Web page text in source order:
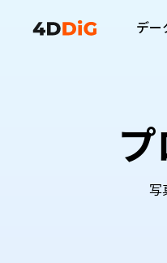
デー
プロ版
Mac デー
Windows向
Disk Copy
ディスクをク
ガ
最
写